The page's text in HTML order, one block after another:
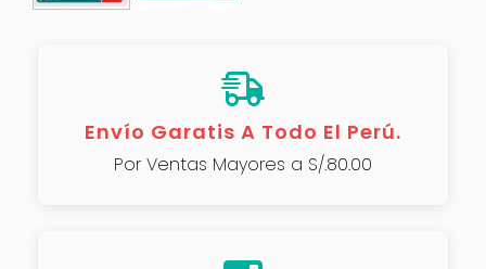
Envío Garatis A Todo El Perú.
Por Ventas Mayores a S/.80.00